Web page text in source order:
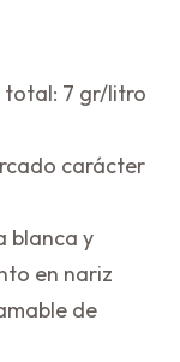
total: 7 gr/litro
carácter
blanca y
en nariz
de